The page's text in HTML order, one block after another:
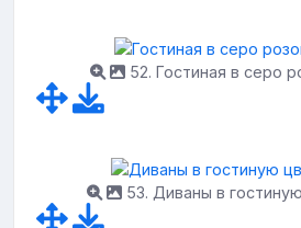
52. Гостиная в серо
53. Диваны в